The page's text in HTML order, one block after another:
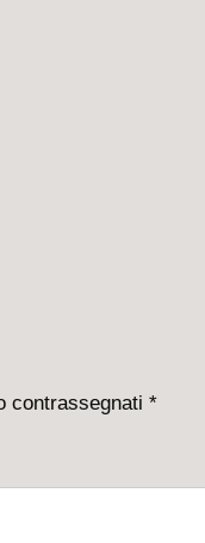
contrassegnati *